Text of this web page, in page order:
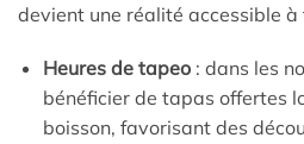
devient une réalité accessible à
Heures de tapeo: dans les
bénéficier de tapas offertes
boisson, favorisant des